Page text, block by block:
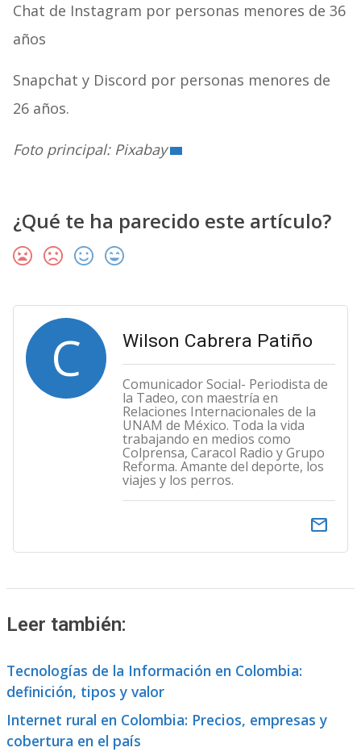
Chat de Instagram por personas menores de 36
años
Snapchat y Discord por personas menores de
26 años.
Foto principal: Pixabay
¿Qué te ha parecido este artículo?
C Wilson Cabrera Patiño
Comunicador Social- Periodista de
la Tadeo, con maestría en
Relaciones Internacionales de la
UNAM de México. Toda la vida
trabajando en medios como
Colprensa, Caracol Radio y Grupo
Reforma. Amante del deporte, los
viajes y los perros.
email
Leer también:
Tecnologías de la Información en Colombia:
definición, tipos y valor
Internet rural en Colombia: Precios, empresas y
cobertura en el país